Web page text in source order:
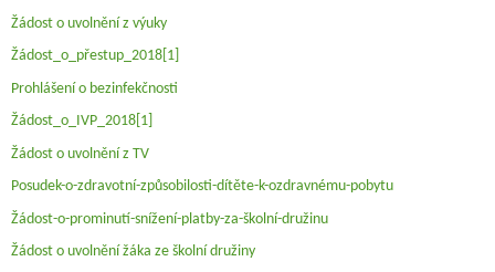
Žádost o uvolnění z výuky
Žádost_o_přestup_2018[1]
Prohlášení o bezinfekčnosti
Žádost_o_IVP_2018[1]
Žádost o uvolnění z TV
Posudek-o-zdravotní-způsobilosti-dítěte-k-ozdravnému-pobytu
Žádost-o-prominutí-snížení-platby-za-školní-družinu
Žádost o uvolnění žáka ze školní družiny